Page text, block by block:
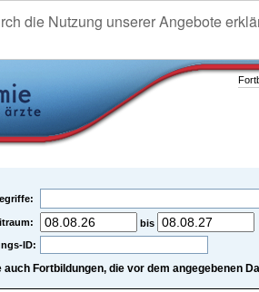
die Nutzung unserer Angebote
bis
ID:
auch Fortbildungen, die vor dem angegebenen